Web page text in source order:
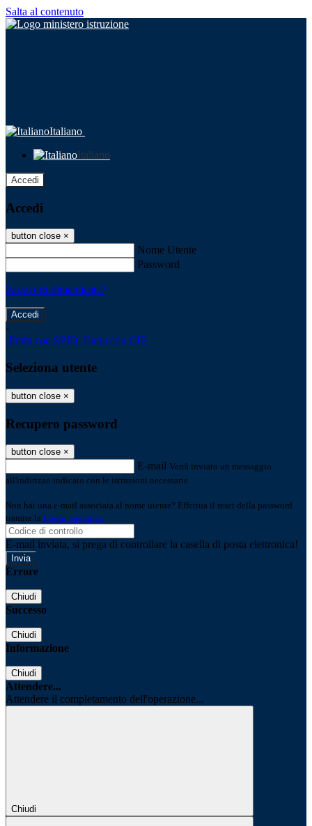
Salta al contenuto
Italiano
Italiano
Accedi
Accedi
button close ×
Nome Utente
Password
Password dimenticata?
-
Entra con SPID Entra con CIE
Seleziona utente
button close ×
Recupero password
button close ×
E-mail Verrà inviato un messaggio
all'indirizzo indicato con le istruzioni necessarie.
Non hai una e-mail associata al nome utente? Effettua il reset della password
tramite la Login Spaggiari
E-mail inviata, si prega di controllare la casella di posta elettronica!
Errore
Chiudi
Successo
Chiudi
Informazione
Chiudi
Attendere...
Attendere il completamento dell'operazione...
Chiudi